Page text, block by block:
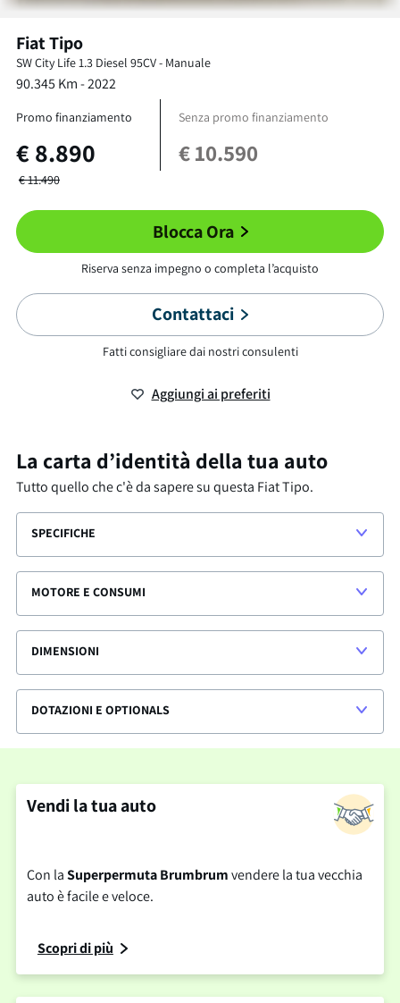
FiatTipo
SW City Life1.3 Diesel 95CV- Manuale
90.345 Km -2022
Promo finanziamento
€8.890
Senza promo finanziamento
€10.590
€11.490
Blocca Ora
Riserva senza impegno o completa l’acquisto
Contattaci
Fatti consigliare dai nostri consulenti
Aggiungi ai preferiti
La carta d’identità della tua auto
Tutto quello che c'è da sapere su questa Fiat Tipo.
SPECIFICHE
MOTORE E CONSUMI
DIMENSIONI
DOTAZIONI E OPTIONALS
Vendi la tua auto
Con laSuperpermuta Brumbrumvendere la tua vecchia
auto è facile e veloce.
Scopri di più